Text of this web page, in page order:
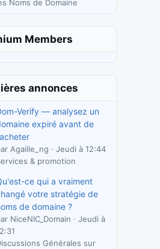
Noms de Domaine
Members
annonces
Verify — analysez un
expiré avant de
Agaille_ng
Jeudi à 12:44
& promotion
ce qui a vraiment
votre stratégie de
de domaine ?
NiceNIC_Domain
Jeudi à
Générales sur